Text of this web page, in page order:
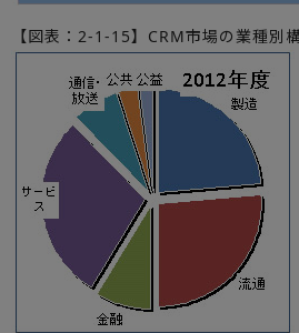
【図表：2-1-15】CRM市場の業種別